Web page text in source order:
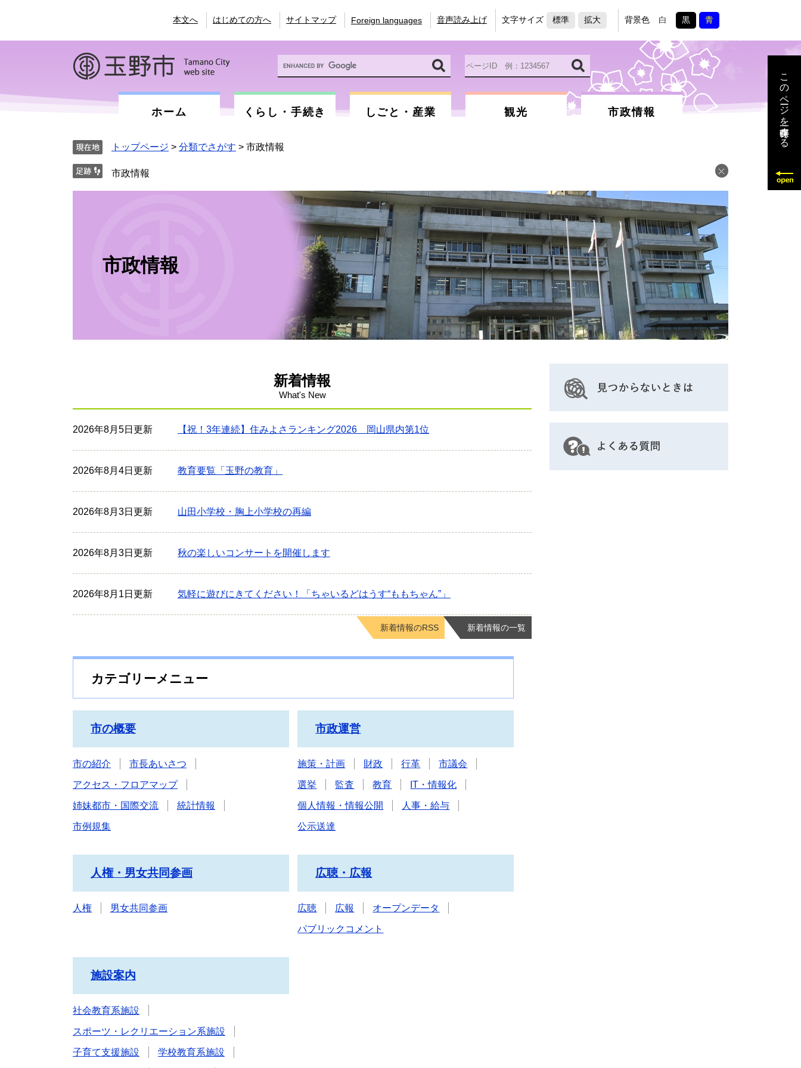
の
す。
ー
し
本文へ はじめての方へ サイトマップ Foreign languages 音声読み上げ 文字サイズ 標準 拡大 背景色 白 黒 青
カ
タ
ム
ID
を
ホーム くらし・手続き しごと・産業 観光 市政情報 このページを一時保存する
トップページ > 分類でさがす > 市政情報
市政情報
本
文
市政情報
新着情報
What's New
2026年8月5日更新 【祝！3年連続】住みよさランキング2026 岡山県内第1位
2026年8月4日更新 教育要覧「玉野の教育」
2026年8月3日更新 山田小学校・胸上小学校の再編
2026年8月3日更新 秋の楽しいコンサートを開催します
2026年8月1日更新 気軽に遊びにきてください！「ちゃいるどはうす“ももちゃん”」
新着情報のRSS 新着情報の一覧
カテゴリーメニュー
市の概要
市の紹介 市長あいさつ
アクセス・フロアマップ
姉妹都市・国際交流 統計情報
市例規集
市政運営
施策・計画 財政 行革 市議会
選挙 監査 教育 IT・情報化
個人情報・情報公開 人事・給与
公示送達
人権・男女共同参画
人権 男女共同参画
広聴・広報
広聴 広報 オープンデータ
パブリックコメント
施設案内
社会教育系施設
スポーツ・レクリエーション系施設
子育て支援施設 学校教育系施設